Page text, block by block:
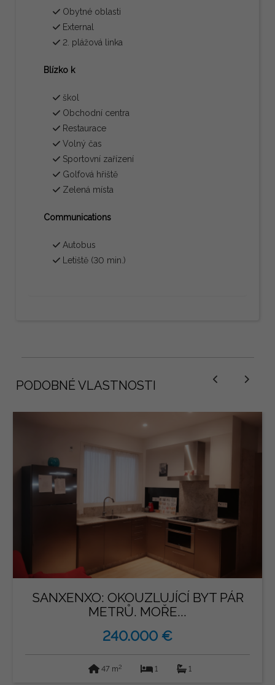
Obytné oblasti
External
2. plážová linka
Blízko k
škol
Obchodní centra
Restaurace
Volný čas
Sportovní zařízení
Golfová hřiště
Zelená místa
Communications
Autobus
Letiště (30 min.)
PODOBNÉ VLASTNOSTI
SANXENXO: OKOUZLUJÍCÍ BYT PÁR
METRŮ. MOŘE...
240.000 €
47 m2 1 1